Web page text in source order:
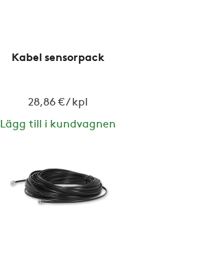
Kabel sensorpack
28,86 € / kpl
Lägg till i kundvagnen